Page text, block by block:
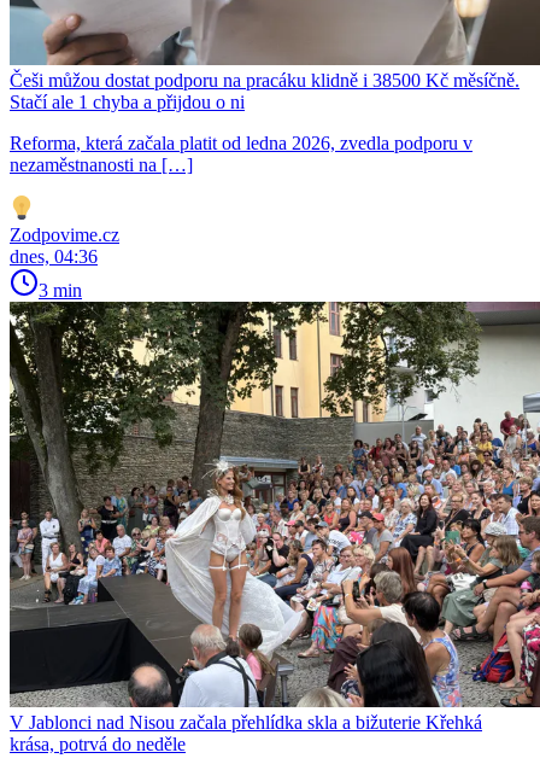
Češi můžou dostat podporu na pracáku klidně i 38500 Kč měsíčně.
Stačí ale 1 chyba a přijdou o ni
Reforma, která začala platit od ledna 2026, zvedla podporu v
nezaměstnanosti na […]
Zodpovime.cz
dnes, 04:36
3 min
V Jablonci nad Nisou začala přehlídka skla a bižuterie Křehká
krása, potrvá do neděle